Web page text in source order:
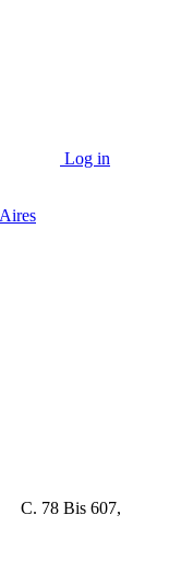
Log in
C. 78 Bis 607,